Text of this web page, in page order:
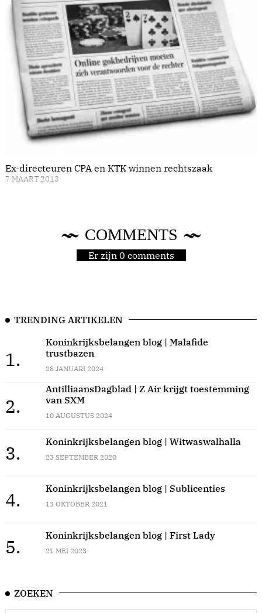
Ex-directeuren CPA en KTK winnen rechtszaak
7 MAART 2013
COMMENTS
Er zijn 0 comments
TRENDING ARTIKELEN
1.
Koninkrijksbelangen blog | Malafide
trustbazen
28 JANUARI 2024
2.
AntilliaansDagblad | Z Air krijgt toestemming
van SXM
10 AUGUSTUS 2024
3.
Koninkrijksbelangen blog | Witwaswalhalla
23 SEPTEMBER 2020
4.
Koninkrijksbelangen blog | Sublicenties
13 OKTOBER 2021
5.
Koninkrijksbelangen blog | First Lady
21 MEI 2023
ZOEKEN